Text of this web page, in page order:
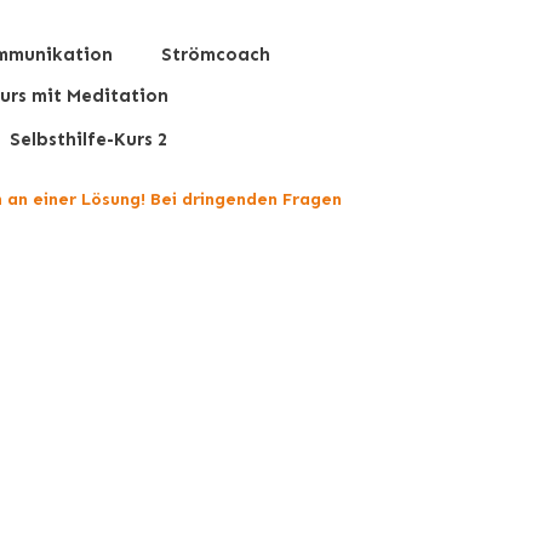
Strömcoach
mit Meditation
Selbsthilfe-Kurs 2
einer Lösung! Bei dringenden Fragen